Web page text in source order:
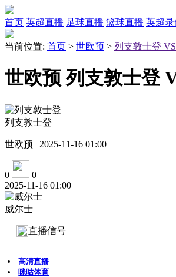
首页 英超直播 足球直播 篮球直播 英超录
当前位置: 首页 > 世欧预 > 列支敦士登
世欧预 列支敦士登
列支敦士登
世欧预 | 2025-11-16 01:00
0
0
2025-11-16 01:00
威尔士
直播信号
高清直播
咪咕体育